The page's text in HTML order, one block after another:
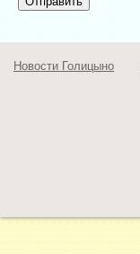
Новости Голицыно